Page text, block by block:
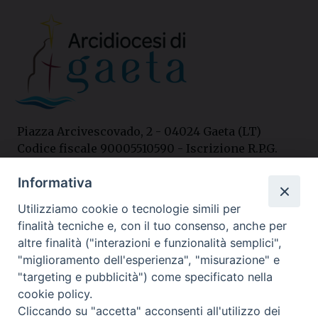
Piazza Arcivescovado, 2 - 04024 Gaeta (LT)
Codice fiscale 90005510590 - Iscrizione R.P.G.
Contatti
Curia
Tel. 0771.740341
Palazzo De Vio
Tel. 0771.464088
Informativa
Utilizziamo cookie o tecnologie simili per
finalità tecniche e, con il tuo consenso, anche per
altre finalità ("interazioni e funzionalità semplici",
"miglioramento dell'esperienza", "misurazione" e
"targeting e pubblicità") come specificato nella
cookie policy.
Cliccando su "accetta" acconsenti all'utilizzo dei